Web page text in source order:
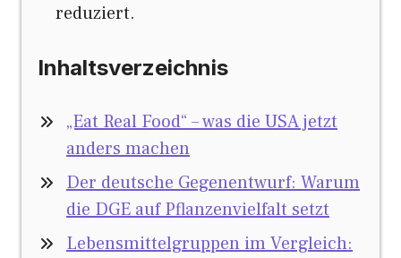
reduziert.
Inhaltsverzeichnis
„Eat Real Food“ – was die USA jetzt
anders machen
Der deutsche Gegenentwurf: Warum
die DGE auf Pflanzenvielfalt setzt
Lebensmittelgruppen im Vergleich: